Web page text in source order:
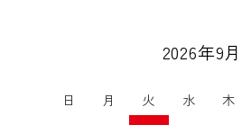
2026年9月
日 月 火 水 木